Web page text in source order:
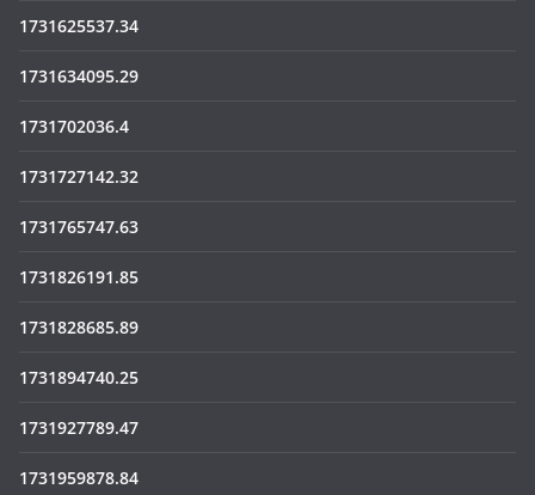
1731625537.34
1731634095.29
1731702036.4
1731727142.32
1731765747.63
1731826191.85
1731828685.89
1731894740.25
1731927789.47
1731959878.84